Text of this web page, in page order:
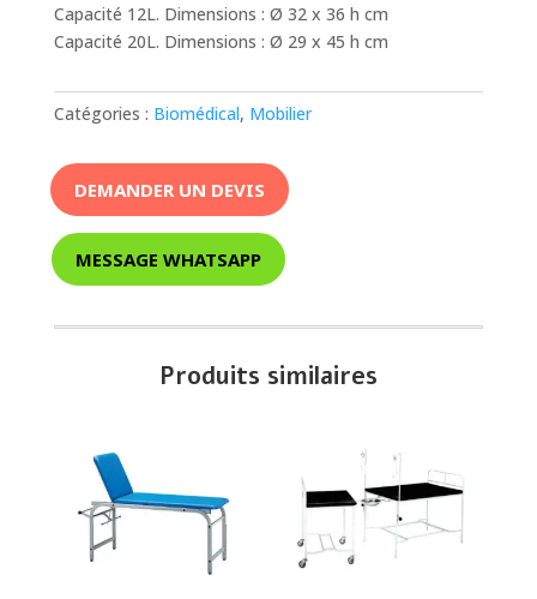
Capacité 12L. Dimensions : Ø 32 x 36 h cm
Capacité 20L. Dimensions : Ø 29 x 45 h cm
Catégories : Biomédical, Mobilier
DEMANDER UN DEVIS
MESSAGE WHATSAPP
Produits similaires